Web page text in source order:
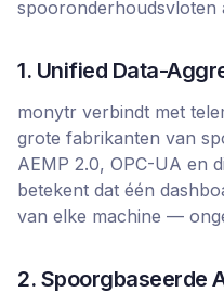
spooronderhoudsvloten
1. Unified Data-
monytr verbindt met
grote fabrikanten van
AEMP 2.0, OPC-UA en
betekent dat één
van elke machine —
2. Spoorgbaseerde